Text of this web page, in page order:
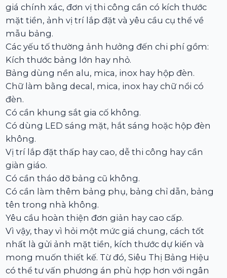
giá chính xác, đơn vị thi công cần có kích thước
mặt tiền, ảnh vị trí lắp đặt và yêu cầu cụ thể về
mẫu bảng.
Các yếu tố thường ảnh hưởng đến chi phí gồm:
Kích thước bảng lớn hay nhỏ.
Bảng dùng nền alu, mica, inox hay hộp đèn.
Chữ làm bằng decal, mica, inox hay chữ nổi có
đèn.
Có cần khung sắt gia cố không.
Có dùng LED sáng mặt, hắt sáng hoặc hộp đèn
không.
Vị trí lắp đặt thấp hay cao, dễ thi công hay cần
giàn giáo.
Có cần tháo dỡ bảng cũ không.
Có cần làm thêm bảng phụ, bảng chỉ dẫn, bảng
tên trong nhà không.
Yêu cầu hoàn thiện đơn giản hay cao cấp.
Vì vậy, thay vì hỏi một mức giá chung, cách tốt
nhất là gửi ảnh mặt tiền, kích thước dự kiến và
mong muốn thiết kế. Từ đó, Siêu Thị Bảng Hiệu
có thể tư vấn phương án phù hợp hơn với ngân